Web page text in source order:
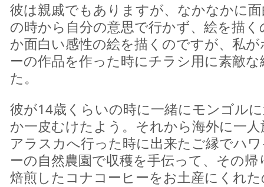
彼は親戚でもありますが、なかなかに
の時から自分の意思で行かず、絵を描
か面白い感性の絵を描くのですが、私
ーの作品を作った時にチラシ用に素敵
た。
彼が14歳くらいの時に一緒にモンゴル
か一皮むけたよう。それから海外に一
アラスカへ行った時に出来たご縁でハ
ーの自然農園で収穫を手伝って、その
焙煎したコナコーヒーをお土産にくれ